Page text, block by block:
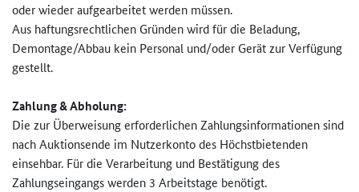
oder wieder aufgearbeitet werden müssen.
Aus haftungsrechtlichen Gründen wird für die Beladung,
Demontage/Abbau kein Personal und/oder Gerät zur Verfügung
gestellt.
Zahlung & Abholung:
Die zur Überweisung erforderlichen Zahlungsinformationen sind
nach Auktionsende im Nutzerkonto des Höchstbietenden
einsehbar. Für die Verarbeitung und Bestätigung des
Zahlungseingangs werden 3 Arbeitstage benötigt.